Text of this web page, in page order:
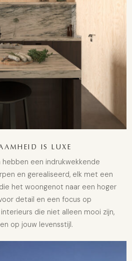
IS LUXE
een indrukwekkende
en gerealiseerd, elk met een
het woongenot naar een hoger
detail en een focus op
die niet alleen mooi zijn,
op jouw levensstijl.